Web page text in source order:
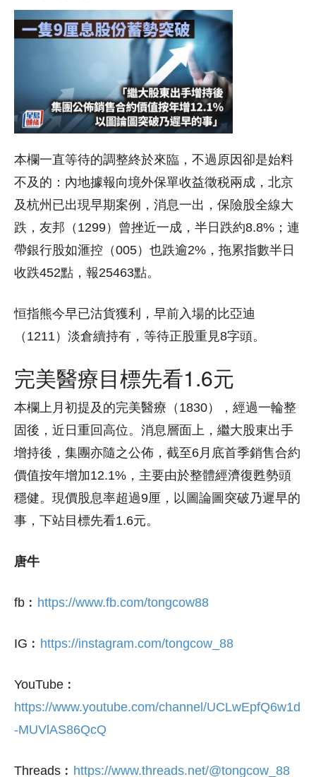
本欄一直等待的調整終於來臨，不過原因卻是始料
不及的：內地據報向境外保單收益徵税兩成，北京
及杭州已出現早期案例，消息一出，保險股全線大
跌，友邦（1299）曾挫近一成，半日跌約8.8%；連
帶銀行股如滙控（005）也跌逾2%，拖累指數半日
收跌452點，報25463點。
恒指熊今早已沽貨獲利，早前入場的比亞迪
（1211）淡倉續持有，等待正股重見8字頭。
完美醫療目標先看1.6元
本欄上月初提及的完美醫療（1830），經過一輪整
固後，近日重回高位。消息層面上，繼大股東出手
增持後，集團亦隨之公佈，截至6月底首季銷售合約
價值按年增加12.1%，主要由於整體經濟復甦勢頭
穩健。現價股息率超過9厘，以圖論圖突破乃遲早的
事，下站目標先看1.6元。
唐牛
fb︰ https://www.fb.com/tongcow88
IG︰ https://instagram.com/tongcow_88
YouTube︰
https://www.youtube.com/channel/UCLwEpfQ6w1d
-MUVlAS86QcQ
Threads︰ https://www.threads.net/@tongcow_88